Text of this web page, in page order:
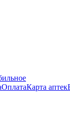
ОплатаКарта аптек